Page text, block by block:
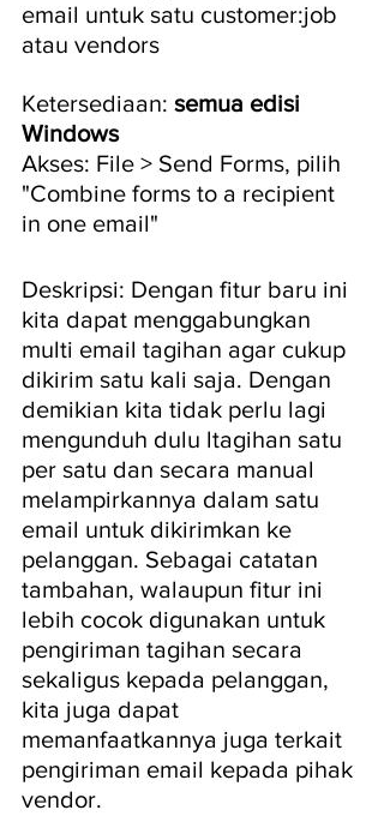
email untuk satu customer:job
atau vendors
Ketersediaan: semua edisi
Windows
Akses: File > Send Forms, pilih
"Combine forms to a recipient
in one email"
Deskripsi: Dengan fitur baru ini
kita dapat menggabungkan
multi email tagihan agar cukup
dikirim satu kali saja. Dengan
demikian kita tidak perlu lagi
mengunduh dulu ltagihan satu
per satu dan secara manual
melampirkannya dalam satu
email untuk dikirimkan ke
pelanggan. Sebagai catatan
tambahan, walaupun fitur ini
lebih cocok digunakan untuk
pengiriman tagihan secara
sekaligus kepada pelanggan,
kita juga dapat
memanfaatkannya juga terkait
pengiriman email kepada pihak
vendor.